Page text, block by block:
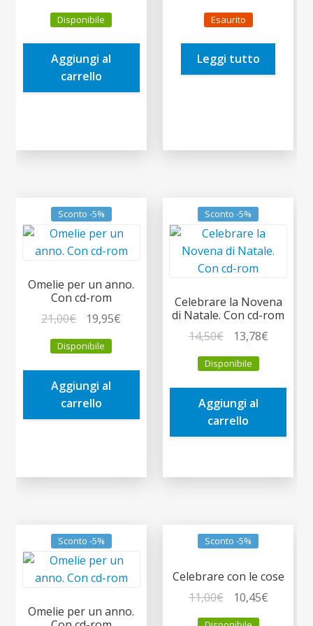
prezzo
originale
era:
20,00€.
è:
Disponibile
Aggiungi al
carrello
prezzo
originale
era:
18,00€.
è:
Esaurito
Leggi tutto
Sconto -5%
Omelie per un anno.
Con cd-rom
21,00€
prezzo
originale
era:
21,00€.
19,95€
è:
Disponibile
Aggiungi al
carrello
Sconto -5%
Celebrare la Novena
di Natale. Con cd-rom
14,50€
prezzo
originale
era:
14,50€.
13,78€Il
è:
Disponibile
Aggiungi al
carrello
Sconto -5%
Omelie per un anno.
Sconto -5%
Celebrare con le cose
11,00€
prezzo
10,45€Il